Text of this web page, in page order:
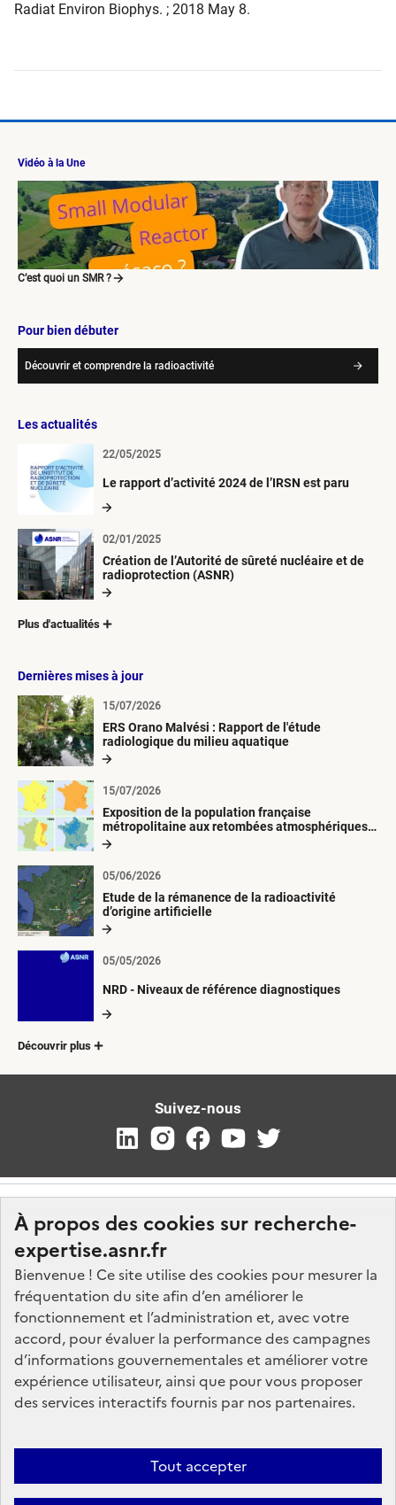
À propos des cookies sur recherche-
expertise.asnr.fr
Bienvenue ! Ce site utilise des cookies pour mesurer la
fréquentation du site afin d’en améliorer le
fonctionnement et l’administration et, avec votre
accord, pour évaluer la performance des campagnes
d’informations gouvernementales et améliorer votre
expérience utilisateur, ainsi que pour vous proposer
des services interactifs fournis par nos partenaires.
Tout accepter
Radiat Environ Biophys. ; 2018 May 8.
Vidéo à la Une
C’est quoi un SMR ?
Pour bien débuter
Découvrir et comprendre la radioactivité
Les actualités
Le rapport d’activité 2024 de l’IRSN est paru
22/05/2025
Création de l’Autorité de sûreté nucléaire et de
radioprotection (ASNR)
02/01/2025
Plus d'actualités
Dernières mises à jour
ERS Orano Malvési : Rapport de l'étude
radiologique du milieu aquatique
15/07/2026
Exposition de la population française
métropolitaine aux retombées atmosphériques
radioactives depuis 1945
15/07/2026
Etude de la rémanence de la radioactivité
d’origine artificielle
05/06/2026
NRD - Niveaux de référence diagnostiques
05/05/2026
Découvrir plus
Suivez-nous
Nos marchés
Nos offres d'emploi
FAQ
Glossaire
Plan du site